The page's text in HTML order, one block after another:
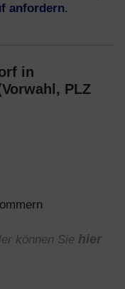
anfordern.
in
PLZ
können Sie hier